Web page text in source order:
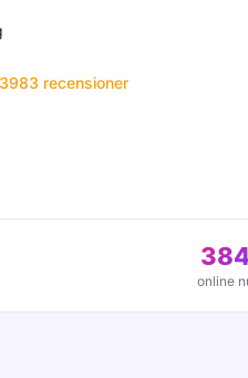
recensioner
online